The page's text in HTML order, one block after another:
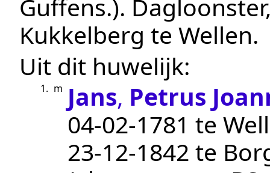
Guffens.). Dagloonster
Kukkelberg te Wellen.
Uit dit huwelijk:
1. m Jans, Petrus
04‑02‑1781 te
23‑12‑1842 te